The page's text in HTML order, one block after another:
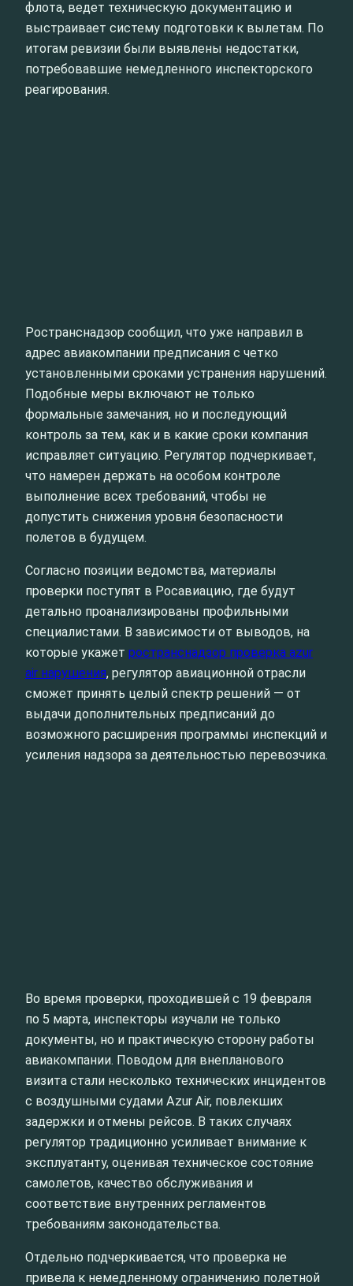
флота, ведет техническую документацию и
выстраивает систему подготовки к вылетам. По
итогам ревизии были выявлены недостатки,
потребовавшие немедленного инспекторского
реагирования.
Ространснадзор сообщил, что уже направил в
адрес авиакомпании предписания с четко
установленными сроками устранения нарушений.
Подобные меры включают не только
формальные замечания, но и последующий
контроль за тем, как и в какие сроки компания
исправляет ситуацию. Регулятор подчеркивает,
что намерен держать на особом контроле
выполнение всех требований, чтобы не
допустить снижения уровня безопасности
полетов в будущем.
Согласно позиции ведомства, материалы
проверки поступят в Росавиацию, где будут
детально проанализированы профильными
специалистами. В зависимости от выводов, на
которые укажет ространснадзор проверка azur
air нарушения, регулятор авиационной отрасли
сможет принять целый спектр решений — от
выдачи дополнительных предписаний до
возможного расширения программы инспекций и
усиления надзора за деятельностью перевозчика.
Во время проверки, проходившей с 19 февраля
по 5 марта, инспекторы изучали не только
документы, но и практическую сторону работы
авиакомпании. Поводом для внепланового
визита стали несколько технических инцидентов
с воздушными судами Azur Air, повлекших
задержки и отмены рейсов. В таких случаях
регулятор традиционно усиливает внимание к
эксплуатанту, оценивая техническое состояние
самолетов, качество обслуживания и
соответствие внутренних регламентов
требованиям законодательства.
Отдельно подчеркивается, что проверка не
привела к немедленному ограничению полетной